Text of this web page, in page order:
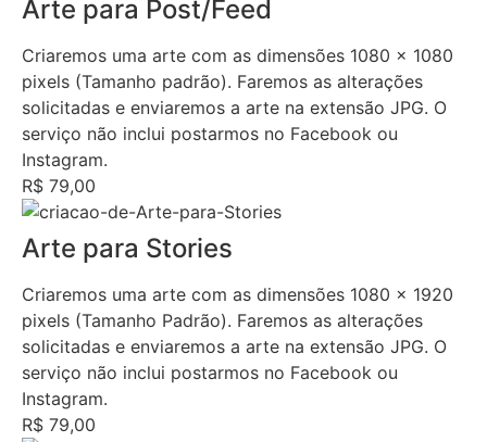
Arte para Post/Feed
Criaremos uma arte com as dimensões 1080 x 1080
pixels (Tamanho padrão). Faremos as alterações
solicitadas e enviaremos a arte na extensão JPG. O
serviço não inclui postarmos no Facebook ou
Instagram.
R$ 79,00
Arte para Stories
Criaremos uma arte com as dimensões 1080 x 1920
pixels (Tamanho Padrão). Faremos as alterações
solicitadas e enviaremos a arte na extensão JPG. O
serviço não inclui postarmos no Facebook ou
Instagram.
R$ 79,00